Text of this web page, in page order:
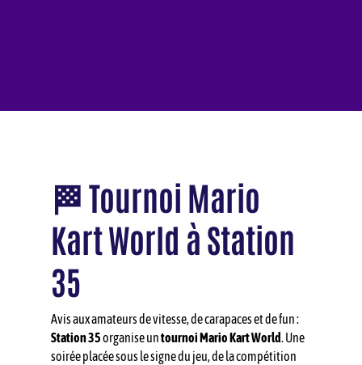
🏁 Tournoi Mario
Kart World à Station
35
Avis aux amateurs de vitesse, de carapaces et de fun :
Station 35organise untournoi Mario Kart World. Une
soirée placée sous le signe du jeu, de la compétition